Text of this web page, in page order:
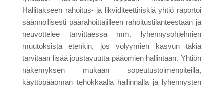
Hallitakseen rahoitus- ja likviditeettiriskiä yhtiö raportoi
säännöllisesti päärahoittajilleen rahoitustilanteestaan ja
neuvottelee tarvittaessa mm. lyhennysohjelmien
muutoksista etenkin, jos volyymien kasvun takia
tarvitaan lisää joustavuutta pääomien hallintaan. Yhtiön
näkemyksen mukaan sopeutustoimenpiteillä,
käyttöpääoman tehokkaalla hallinnalla ja lyhennysten